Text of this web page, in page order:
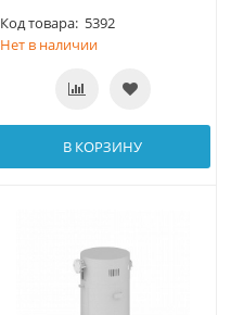
Код товара: 5392
Нет в наличии
В КОРЗИНУ